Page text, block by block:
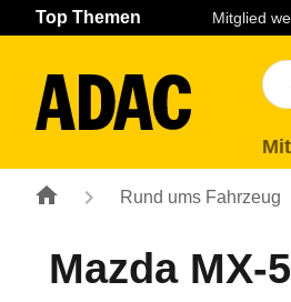
Navigation Seiteninhalt
Top Themen Mitglied
Rund ums Fahrzeug
Mazda MX-